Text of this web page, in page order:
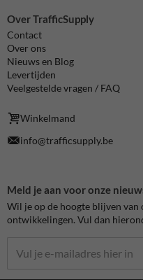
Over TrafficSupply
Contact
Over ons
Nieuws en Blog
Levertijden
Veelgestelde vragen / FAQ
Winkelmand
info@trafficsupply.be
Meld je aan voor onze
Wil je op de hoogte blijven van
ontwikkelingen. Vul dan